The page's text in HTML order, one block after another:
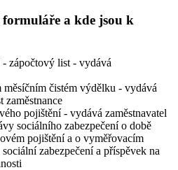
a kde jsou k
zápočtový list - vydává
měsíčním čistém výdělku - vydává
zaměstnance
pojištění - vydává zaměstnavatel
sociálního zabezpečení o době
pojištění a o vyměřovacím
zabezpečení a příspěvek na